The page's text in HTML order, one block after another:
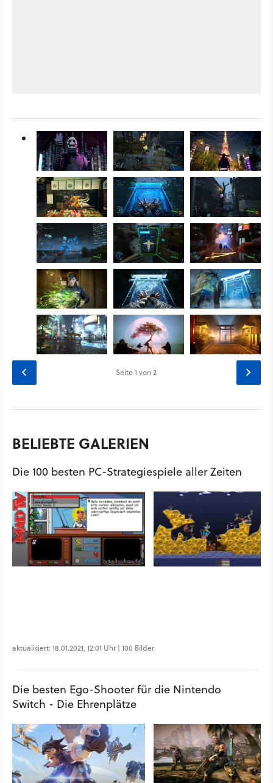
Seite1 von 2
BELIEBTE GALERIEN
Die 100 besten PC-Strategiespiele aller Zeiten
aktualisiert: 18.01.2021, 12:01 Uhr | 100 Bilder
Die besten Ego-Shooter für die Nintendo
Switch - Die Ehrenplätze